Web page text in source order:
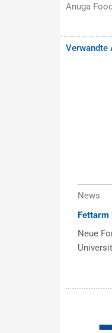
Anuga
Verwandte
News
Fettarm
Neue